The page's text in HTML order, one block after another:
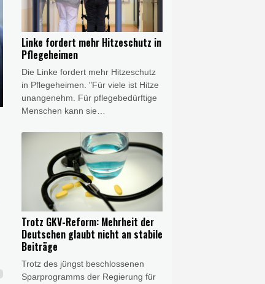
Einschnitten bei pflegenden
Angehörigen. Grünen-Fraktionsvize
Andreas Audretsch warf der
Bundesregierung vor, pflegende
Angehörige "in Altersarmut
schicken" zu wollen.
Linke fordert mehr Hitzeschutz in
Pflegeheimen
Die Linke fordert mehr Hitzeschutz
in Pflegeheimen. "Für viele ist Hitze
unangenehm. Für pflegebedürftige
Menschen kann sie
Linken-Pflegepolitikerin Evelyn
Schötz am Donnerstag der
Nachrichtenagentur AFP. Das
Robert-Koch-Institut (RKI) gehe von
über 5000 Hitzetoten im letzten
Monat aus. Besonders betroffen
von Hitze seien Menschen über 75
Jahre. "Die nächste Hitzewelle steht
vor der Tür, doch die Pflegeheime
hierzulande sind darauf nicht
ausreichend vorbereitet."
Trotz GKV-Reform: Mehrheit der
Deutschen glaubt nicht an stabile
Beiträge
Trotz des jüngst beschlossenen
Sparprogramms der Regierung für